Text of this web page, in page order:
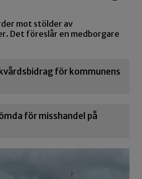
mot stölder av
Det föreslår en medborgare
för kommunens
för misshandel på